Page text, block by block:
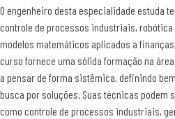
O engenheiro desta especialidade estuda
controle de processos industriais, robótica
modelos matemáticos aplicados a
curso fornece uma sólida formação na
a pensar de forma sistêmica, definindo
busca por soluções. Suas técnicas podem
como controle de processos industriais,